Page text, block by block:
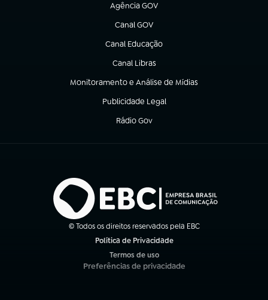
Agência GOV
(abre em nova aba)
Canal GOV
(abre em nova aba)
Canal Educação
(abre em nova aba)
Canal Libras
(abre em nova aba)
Monitoramento e Análise de Mídias
(abre em nova aba)
Publicidade Legal
(abre em nova aba)
Rádio Gov
(abre em nova aba)
© Todos os direitos reservados pela EBC
Política de Privacidade
Termos de uso
(abre em nova aba)
Preferências de privacidade